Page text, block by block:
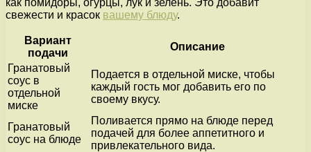
свежести и красок вашему блюду.
Вариант
подачи
Описание
Гранатовый
соус в
отдельной
миске
Подается в отдельной миске, чтобы
каждый гость мог добавить его по
своему вкусу.
Гранатовый
соус на блюде
Поливается прямо на блюде перед
подачей для более аппетитного и
привлекательного вида.